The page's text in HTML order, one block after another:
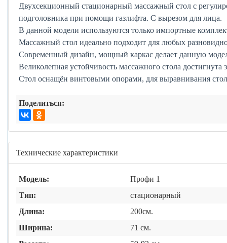
Двухсекционный стационарный массажный стол с
подголовника при помощи газлифта. С вырезом для лица.
В данной модели используются только импортные
Массажный стол идеально подходит для любых
Современный дизайн, мощный каркас делает данную
Великолепная устойчивость массажного стола
Стол оснащён винтовыми опорами, для выравнивания
Поделиться:
Технические характеристики
Модель:
Профи 1
Тип:
стационарный
Длина:
200см.
Ширина:
71 см.